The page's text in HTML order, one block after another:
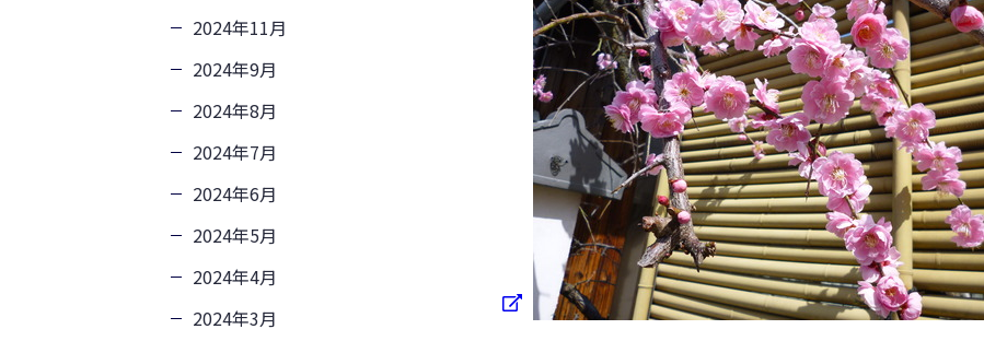
2024年11月
2024年9月
2024年8月
2024年7月
2024年6月
2024年5月
2024年4月
2024年3月